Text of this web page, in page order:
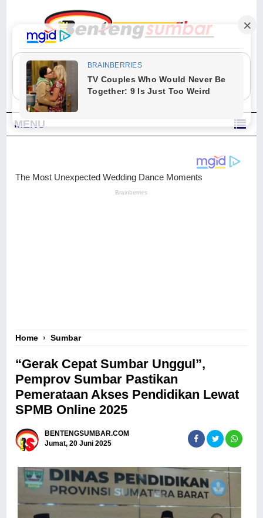
"Sesungguhnya Allah dan para malaikat-Nya berselawat untuk Nabi.
Wahai orang-orang yang beriman, berselawatlah kamu untuk Nabi dan
ucapkanlah salam dengan penuh penghormatan kepadanya." (Qs. Al
Ahzab Ayat 56)
MENU
Home ›Sumbar
“Gerak Cepat Sumbar Unggul”,
Pemprov Sumbar Pastikan
Pemerataan Akses Pendidikan Lewat
SPMB Online 2025
BENTENGSUMBAR.COM
Jumat, 20 Juni 2025